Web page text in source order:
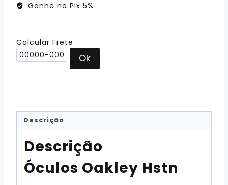
Ganhe no Pix 5%
Calcular Frete
Ok
Descrição
Descrição
Óculos Oakley Hstn